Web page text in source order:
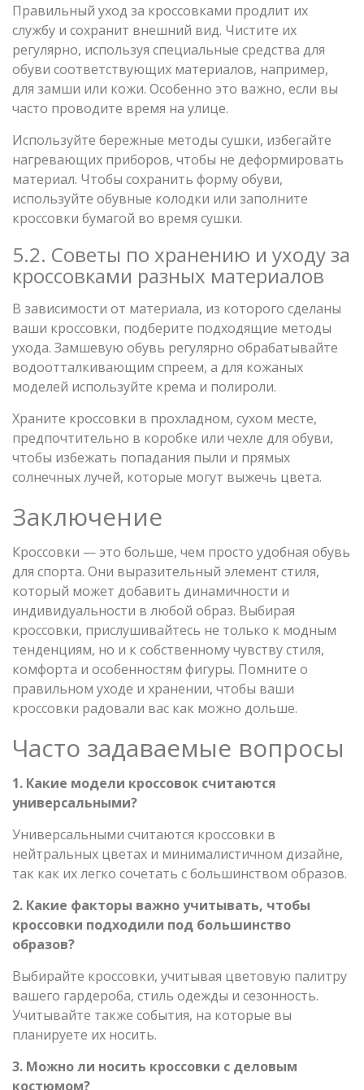
Правильный уход за кроссовками продлит их
службу и сохранит внешний вид. Чистите их
регулярно, используя специальные средства для
обуви соответствующих материалов, например,
для замши или кожи. Особенно это важно, если вы
часто проводите время на улице.
Используйте бережные методы сушки, избегайте
нагревающих приборов, чтобы не деформировать
материал. Чтобы сохранить форму обуви,
используйте обувные колодки или заполните
кроссовки бумагой во время сушки.
5.2. Советы по хранению и уходу за
кроссовками разных материалов
В зависимости от материала, из которого сделаны
ваши кроссовки, подберите подходящие методы
ухода. Замшевую обувь регулярно обрабатывайте
водоотталкивающим спреем, а для кожаных
моделей используйте крема и полироли.
Храните кроссовки в прохладном, сухом месте,
предпочтительно в коробке или чехле для обуви,
чтобы избежать попадания пыли и прямых
солнечных лучей, которые могут выжечь цвета.
Заключение
Кроссовки — это больше, чем просто удобная обувь
для спорта. Они выразительный элемент стиля,
который может добавить динамичности и
индивидуальности в любой образ. Выбирая
кроссовки, прислушивайтесь не только к модным
тенденциям, но и к собственному чувству стиля,
комфорта и особенностям фигуры. Помните о
правильном уходе и хранении, чтобы ваши
кроссовки радовали вас как можно дольше.
Часто задаваемые вопросы
1. Какие модели кроссовок считаются
универсальными?
Универсальными считаются кроссовки в
нейтральных цветах и минималистичном дизайне,
так как их легко сочетать с большинством образов.
2. Какие факторы важно учитывать, чтобы
кроссовки подходили под большинство
образов?
Выбирайте кроссовки, учитывая цветовую палитру
вашего гардероба, стиль одежды и сезонность.
Учитывайте также события, на которые вы
планируете их носить.
3. Можно ли носить кроссовки с деловым
костюмом?